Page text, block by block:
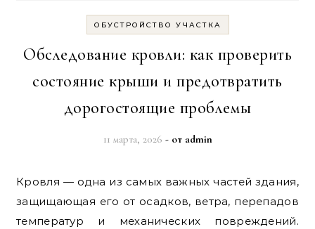
ОБУСТРОЙСТВО УЧАСТКА
Обследование кровли: как проверить
состояние крыши и предотвратить
дорогостоящие проблемы
11 марта, 2026 - от admin
Кровля — одна из самых важных частей здания,
защищающая его от осадков, ветра, перепадов
температур и механических повреждений.